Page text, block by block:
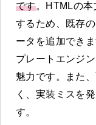
です。HTMLの本
するため、既存
ータを追加でき
プレートエンジ
魅力です。また
く、実装ミスを
す。